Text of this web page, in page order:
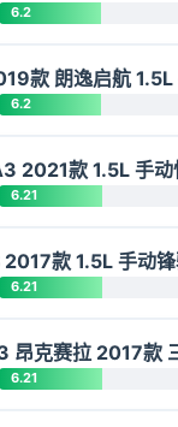
6.2
款 朗逸启航
6.2
2021款 1.5L 手动
6.21
2017款 1.5L 手动
6.21
昂克赛拉 2017款
6.21